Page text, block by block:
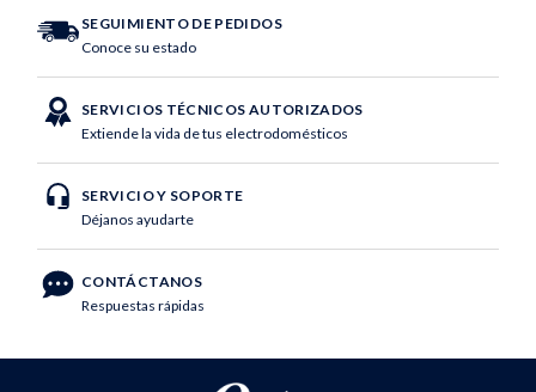
SEGUIMIENTO DE PEDIDOS
Conoce su estado
SERVICIOS TÉCNICOS AUTORIZADOS
Extiende la vida de tus electrodomésticos
SERVICIO Y SOPORTE
Déjanos ayudarte
CONTÁCTANOS
Respuestas rápidas